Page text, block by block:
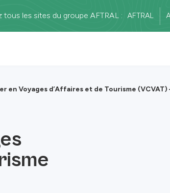
tous les sites du groupe AFTRAL :
AFTRAL
en Voyages d’Affaires et de Tourisme (VCVAT)